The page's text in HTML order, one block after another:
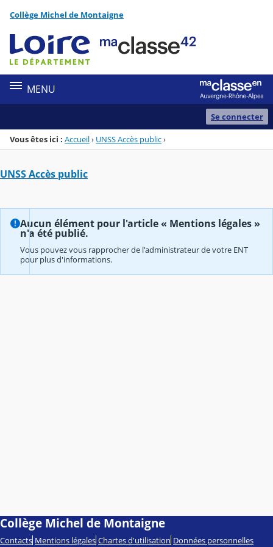
Menu de la rubrique
Contenu
Collège Michel de Montaigne
MENU
Se connecter
Vous êtes ici : Accueil› UNSS Accès public›
UNSS Accès public
Aucun élément pour l'article « Mentions légales »
n'a été publié.
Vous pouvez vous rapprocher de l'administrateur de votre ENT
pour plus d'informations.
Collège Michel de Montaigne
Contacts Mentions légales Chartes d'utilisation Données personnelles